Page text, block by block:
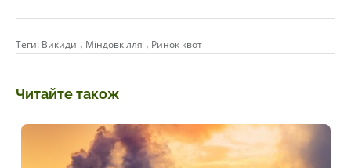
Теги: Викиди , Міндовкілля , Ринок квот
Читайте також